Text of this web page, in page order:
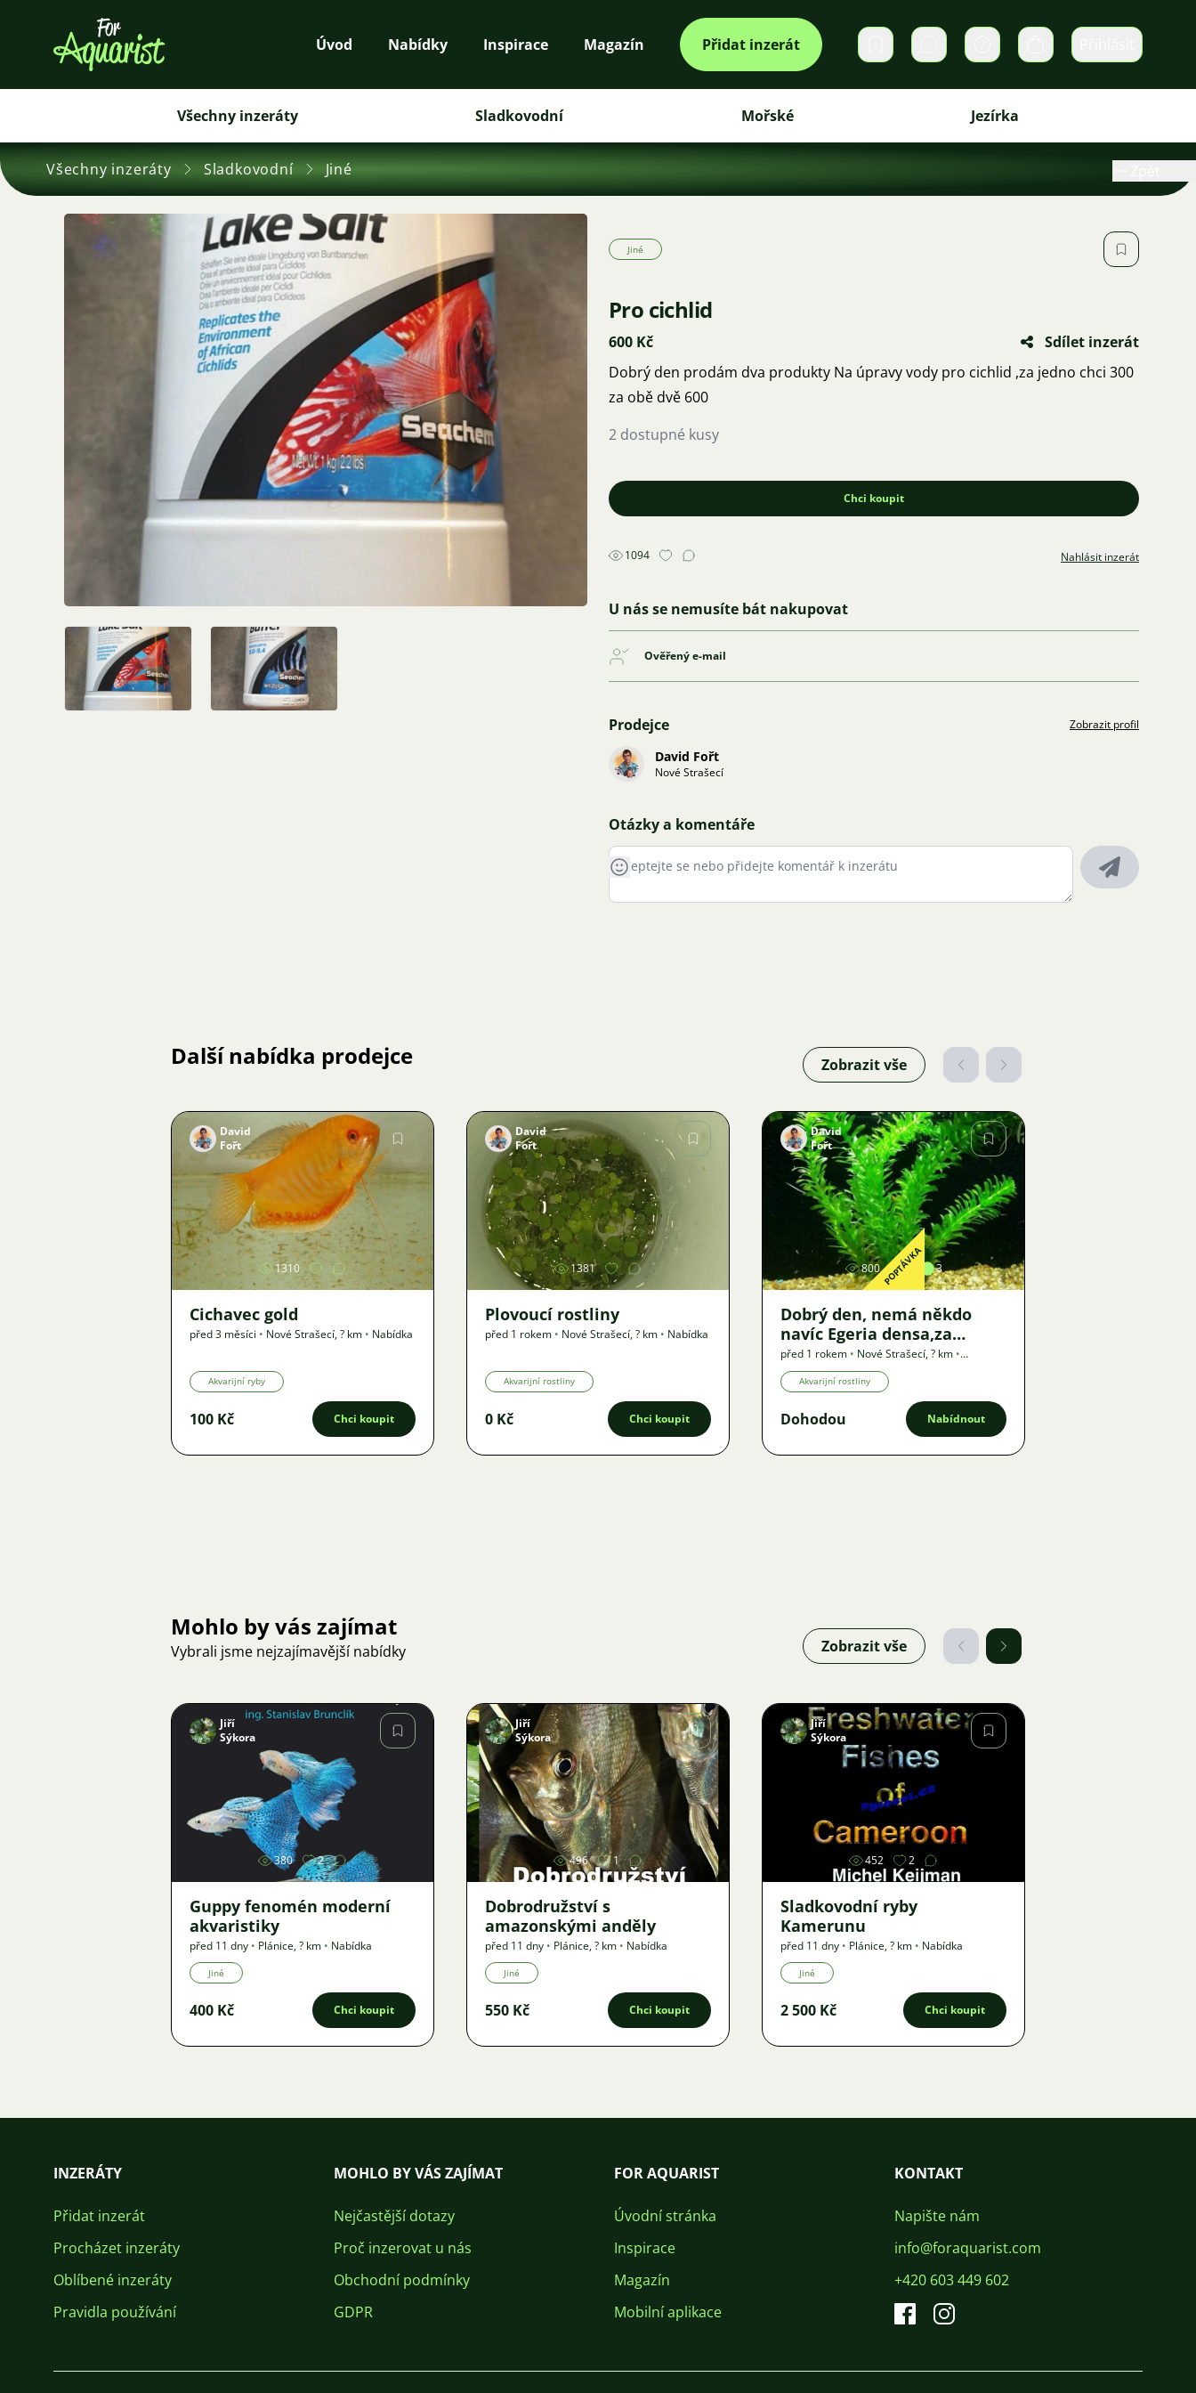
Úvod Nabídky Inspirace Magazín Přidat inzerát Soukromé zprávy Košík
Všechny inzeráty Sladkovodní Mořské Jezírka
Všechny inzeráty Sladkovodní Jiné
Jiné
Pro cichlid
600 Kč
Sdílet inzerát
Dobrý den prodám dva produkty Na úpravy vody pro cichlid ,za jedno chci 300
za obě dvě 600
2 dostupné kusy
Chci koupit
1094 Nahlásit inzerát
U nás se nemusíte bát nakupovat
Ověřený e-mail
Prodejce Zobrazit profil
David Fořt
Nové Strašecí
Otázky a komentáře
Další nabídka prodejce Zobrazit vše
Obrázek
David
Fořt
1310
Cichavec gold
před 3 měsíci • Nové Strašecí,? km • Nabídka
Akvarijní ryby
100 Kč Chci koupit
Obrázek
David
Fořt
1381
Plovoucí rostliny
před 1 rokem • Nové Strašecí,? km • Nabídka
Akvarijní rostliny
0 Kč Chci koupit
Obrázek
David
Fořt
800 2 3
POPTÁVKA
Dobrý den, nemá někdo
navíc Egeria densa,za
výměnu nebo dle
domluvy,předání nové
Strašecí
před 1 rokem • Nové Strašecí,? km •
Poptávka
Akvarijní rostliny
Dohodou Nabídnout
Mohlo by vás zajímat
Vybrali jsme nejzajímavější nabídky Zobrazit vše
Obrázek
Jiří
Sýkora
380 2
Guppy fenomén moderní
akvaristiky
před 11 dny • Plánice,? km • Nabídka
Jiné
400 Kč Chci koupit
Obrázek
Jiří
Sýkora
496 1
Dobrodružství s
amazonskými anděly
před 11 dny • Plánice,? km • Nabídka
Jiné
550 Kč Chci koupit
Obrázek
Jiří
Sýkora
452 2
Sladkovodní ryby
Kamerunu
před 11 dny • Plánice,? km • Nabídka
Jiné
2 500 Kč Chci koupit
INZERÁTY
Přidat inzerát
Procházet inzeráty
Oblíbené inzeráty
Pravidla používání
MOHLO BY VÁS ZAJÍMAT
Nejčastější dotazy
Proč inzerovat u nás
Obchodní podmínky
GDPR
FOR AQUARIST
Úvodní stránka
Inspirace
Magazín
Mobilní aplikace
KONTAKT
Napište nám
info@foraquarist.com
+420 603 449 602